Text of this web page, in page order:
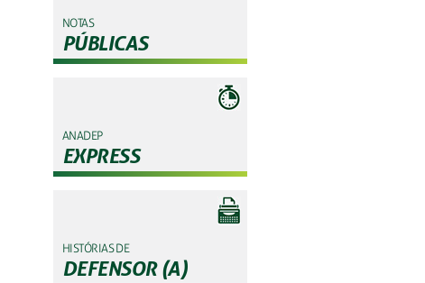
NOTAS
PÚBLICAS
ANADEP
EXPRESS
HISTÓRIAS DE
DEFENSOR (A)